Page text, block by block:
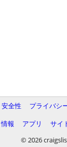
安全性 プライバシ
情報
アプリ
サイ
© 2026